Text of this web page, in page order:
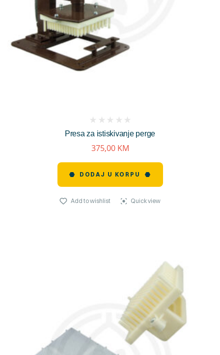
Presa za istiskivanje perge
reviews)
375,00 KM
DODAJ U KORPU
Add to wishlist Quick view